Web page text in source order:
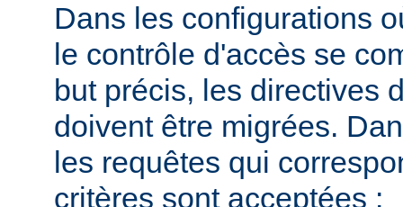
Dans les configurations
le contrôle d'accès se
but précis, les directives
doivent être migrées.
les requêtes qui
critères sont acceptées :